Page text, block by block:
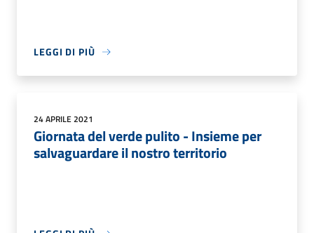
LEGGI DI PIÙ
24 APRILE 2021
Giornata del verde pulito - Insieme per
salvaguardare il nostro territorio